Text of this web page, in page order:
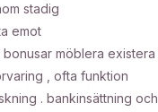
stadig
emot
möblera existera
, ofta funktion
. bankinsättning och